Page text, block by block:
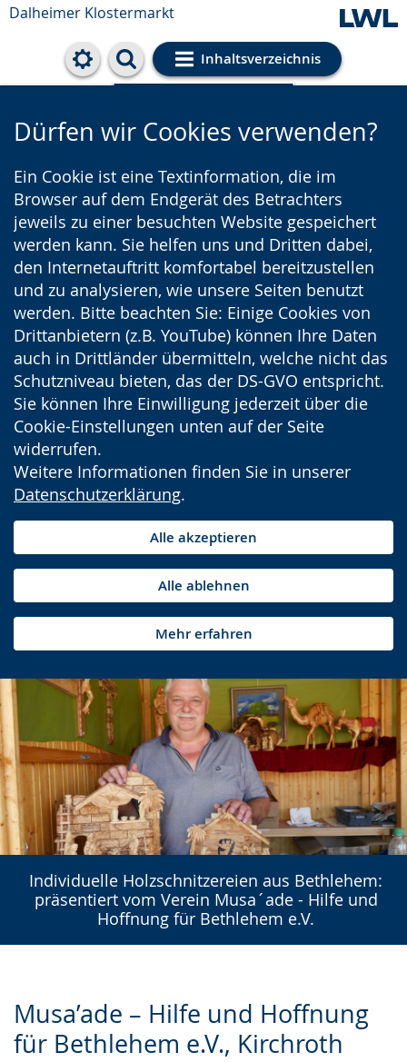
Dalheimer Klostermarkt
Inhaltsverzeichnis
Cookie-Einstellungen
Dürfen wir Cookies verwenden?
Ein Cookie ist eine Textinformation, die im
Browser auf dem Endgerät des Betrachters
jeweils zu einer besuchten Website gespeichert
werden kann. Sie helfen uns und Dritten dabei,
den Internetauftritt komfortabel bereitzustellen
und zu analysieren, wie unsere Seiten benutzt
werden. Bitte beachten Sie: Einige Cookies von
Drittanbietern (z.B. YouTube) können Ihre Daten
auch in Drittländer übermitteln, welche nicht das
Schutzniveau bieten, das der DS-GVO entspricht.
Sie können Ihre Einwilligung jederzeit über die
Cookie-Einstellungen unten auf der Seite
widerrufen.
Weitere Informationen finden Sie in unserer
Datenschutzerklärung.
Alle akzeptieren
Alle ablehnen
Mehr erfahren
Individuelle Holzschnitzereien aus Bethlehem:
präsentiert vom Verein Musa´ade - Hilfe und
Hoffnung für Bethlehem e.V.
Musa’ade – Hilfe und Hoffnung
für Bethlehem e.V., Kirchroth